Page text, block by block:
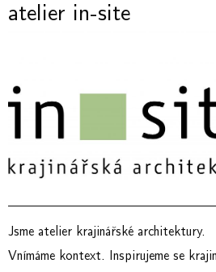
atelier in-site
Jsme atelier krajinářské architektury.
Vnímáme kontext. Inspirujeme se